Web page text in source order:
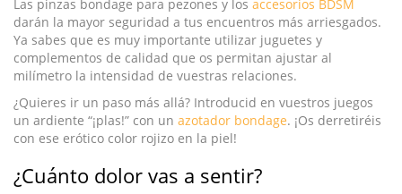
Las pinzas bondage para pezones y los accesorios BDSM
darán la mayor seguridad a tus encuentros más arriesgados.
Ya sabes que es muy importante utilizar juguetes y
complementos de calidad que os permitan ajustar al
milímetro la intensidad de vuestras relaciones.
¿Quieres ir un paso más allá? Introducid en vuestros juegos
un ardiente “¡plas!” con un azotador bondage. ¡Os derretiréis
con ese erótico color rojizo en la piel!
¿Cuánto dolor vas a sentir?